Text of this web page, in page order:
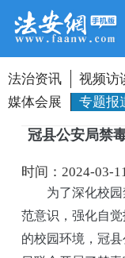
法治资讯 视频访
媒体会展
专题报
冠县公安局禁
时间：2024-03-
为了深化校园
范意识，强化自
的校园环境，冠